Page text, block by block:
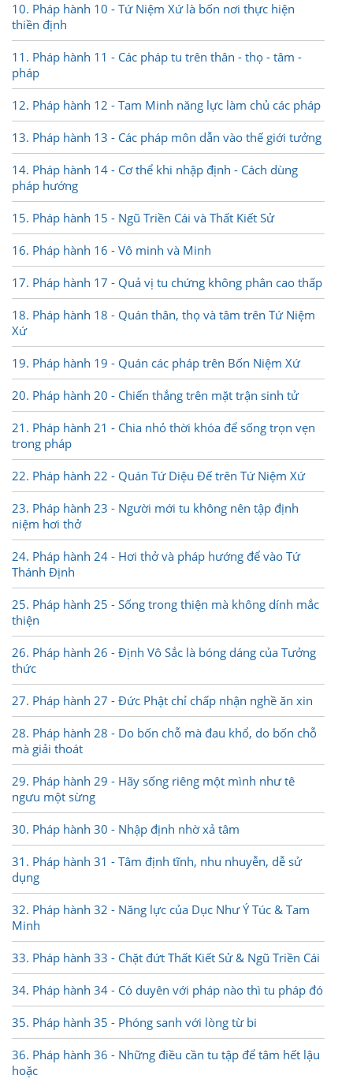
10. Pháp hành 10 - Tứ Niệm Xứ là bốn nơi thực hiện
thiền định
11. Pháp hành 11 - Các pháp tu trên thân - thọ - tâm -
pháp
12. Pháp hành 12 - Tam Minh năng lực làm chủ các pháp
13. Pháp hành 13 - Các pháp môn dẫn vào thế giới tưởng
14. Pháp hành 14 - Cơ thể khi nhập định - Cách dùng
pháp hướng
15. Pháp hành 15 - Ngũ Triền Cái và Thất Kiết Sử
16. Pháp hành 16 - Vô minh và Minh
17. Pháp hành 17 - Quả vị tu chứng không phân cao thấp
18. Pháp hành 18 - Quán thân, thọ và tâm trên Tứ Niệm
Xứ
19. Pháp hành 19 - Quán các pháp trên Bốn Niệm Xứ
20. Pháp hành 20 - Chiến thắng trên mặt trận sinh tử
21. Pháp hành 21 - Chia nhỏ thời khóa để sống trọn vẹn
trong pháp
22. Pháp hành 22 - Quán Tứ Diệu Đế trên Tứ Niệm Xứ
23. Pháp hành 23 - Người mới tu không nên tập định
niệm hơi thở
24. Pháp hành 24 - Hơi thở và pháp hướng để vào Tứ
Thánh Định
25. Pháp hành 25 - Sống trong thiện mà không dính mắc
thiện
26. Pháp hành 26 - Định Vô Sắc là bóng dáng của Tưởng
thức
27. Pháp hành 27 - Đức Phật chỉ chấp nhận nghề ăn xin
28. Pháp hành 28 - Do bốn chỗ mà đau khổ, do bốn chỗ
mà giải thoát
29. Pháp hành 29 - Hãy sống riêng một mình như tê
ngưu một sừng
30. Pháp hành 30 - Nhập định nhờ xả tâm
31. Pháp hành 31 - Tâm định tĩnh, nhu nhuyễn, dễ sử
dụng
32. Pháp hành 32 - Năng lực của Dục Như Ý Túc & Tam
Minh
33. Pháp hành 33 - Chặt đứt Thất Kiết Sử & Ngũ Triền Cái
34. Pháp hành 34 - Có duyên với pháp nào thì tu pháp đó
35. Pháp hành 35 - Phóng sanh với lòng từ bi
36. Pháp hành 36 - Những điều cần tu tập để tâm hết lậu
hoặc